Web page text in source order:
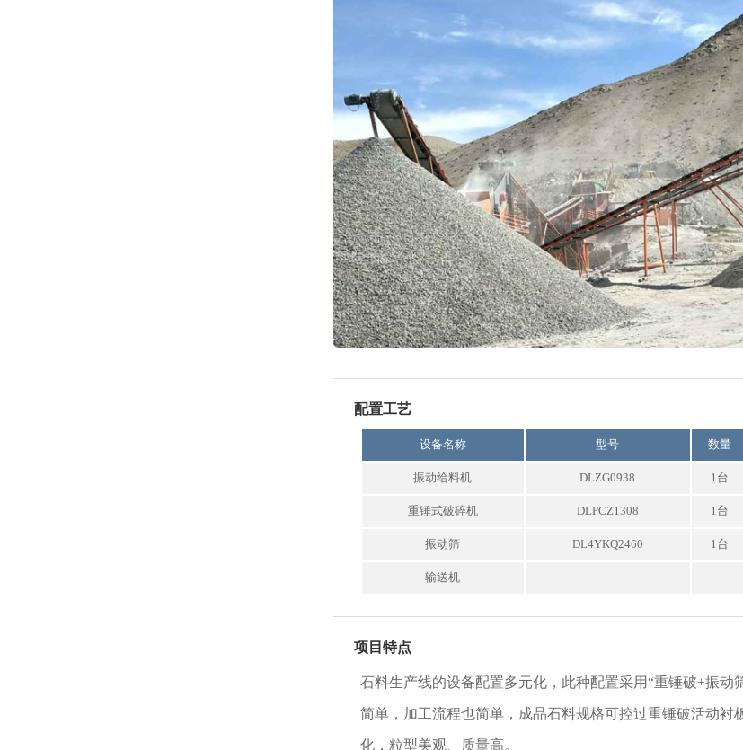
配置工艺
设备名称 型号 数量
振动给料机 DLZG0938 1台
重锤式破碎机 DLPCZ1308 1台
振动筛 DL4YKQ2460 1台
输送机
项目特点
石料生产线的设备配置多元化，此种配置采用“重锤破+振动
简单，加工流程也简单，成品石料规格可控过重锤破活动衬
化，粒型美观、质量高。